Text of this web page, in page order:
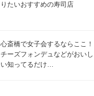
りたいおすすめの寿司店
心斎橋で女子会するならここ！
チーズフォンデュなどがおいし
い知ってるだけ…